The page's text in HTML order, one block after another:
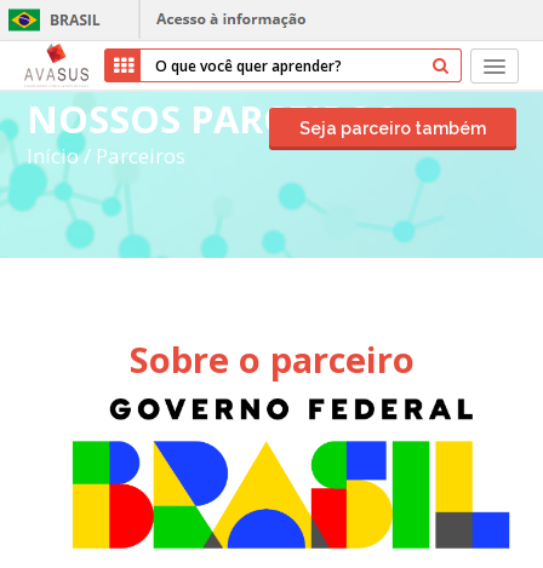
Início
Cursos
Parceiros
Transparência
Ajuda
Entrar
Cadastrar
NOSSOS PARCEIROS
Início/ Parceiros
Seja parceiro também
Sobre o parceiro